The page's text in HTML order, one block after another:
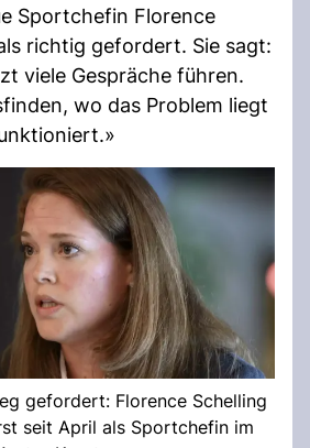
Sportchefin Florence
richtig gefordert. Sie sagt:
viele Gespräche führen.
wo das Problem liegt
gefordert: Florence Schelling
seit April als Sportchefin im